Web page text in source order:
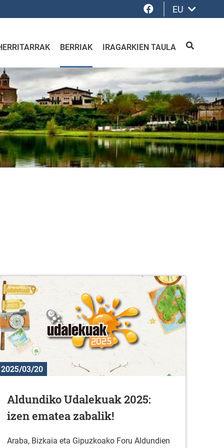
Facebook
EU
BERRIAK IRAGARKIEN TAULA BILATU
2025/03/20
Aldundiko Udalekuak 2025:
izen ematea zabalik!
Araba, Bizkaia eta Gipuzkoako Foru Aldundien